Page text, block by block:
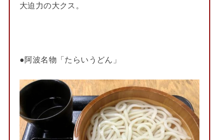
大迫力の大クス。
●阿波名物「たらいうどん」